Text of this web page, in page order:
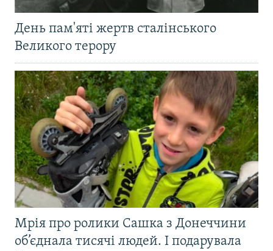
День пам'яті жертв сталінського
Великого терору
Мрія про ролики Сашка з Донеччини
об’єднала тисячі людей. І подарувала